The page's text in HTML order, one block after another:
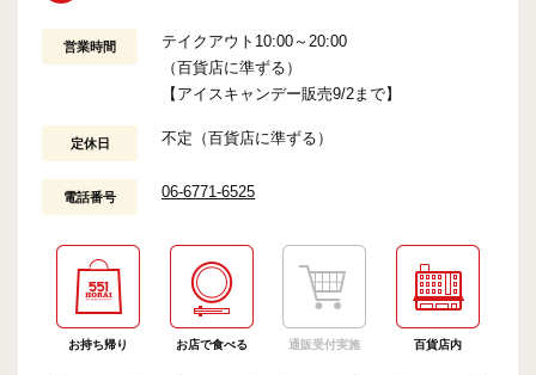
営業時間
テイクアウト10:00～20:00
（百貨店に準ずる）
【アイスキャンデー販売9/2まで】
定休日 不定（百貨店に準ずる）
電話番号 06-6771-6525
お持ち帰り お店で食べる 通販受付実施 百貨店内